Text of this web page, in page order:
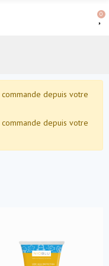
0
depuis votre
depuis votre